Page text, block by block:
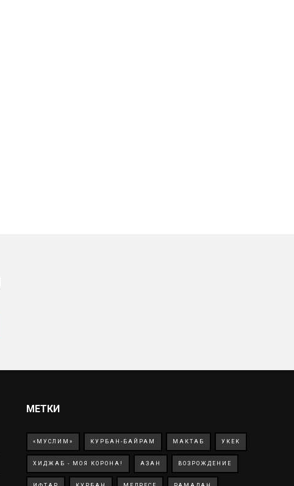
МЕТКИ
«МУСЛИМ» КУРБАН-БАЙРАМ МАКТАБ УКЕК
ХИДЖАБ - МОЯ КОРОНА! АЗАН ВОЗРОЖДЕНИЕ